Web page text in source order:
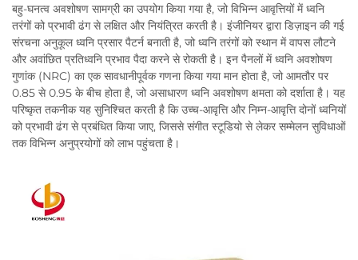
बहु-घनत्व अवशोषण सामग्री का उपयोग किया गया है, जो विभिन्न आवृत्तियों में ध्वनि
तरंगों को प्रभावी ढंग से लक्षित और नियंत्रित करती है। इंजीनियर द्वारा डिज़ाइन की गई
संरचना अनुकूल ध्वनि प्रसार पैटर्न बनाती है, जो ध्वनि तरंगों को स्थान में वापस लौटने
और अवांछित प्रतिध्वनि प्रभाव पैदा करने से रोकती है। इन पैनलों में ध्वनि अवशोषण
गुणांक (NRC) का एक सावधानीपूर्वक गणना किया गया मान होता है, जो आमतौर पर
0.85 से 0.95 के बीच होता है, जो असाधारण ध्वनि अवशोषण क्षमता को दर्शाता है। यह
परिष्कृत तकनीक यह सुनिश्चित करती है कि उच्च-आवृत्ति और निम्न-आवृत्ति दोनों ध्वनियों
को प्रभावी ढंग से प्रबंधित किया जाए, जिससे संगीत स्टूडियो से लेकर सम्मेलन सुविधाओं
तक विभिन्न अनुप्रयोगों को लाभ पहुंचता है।